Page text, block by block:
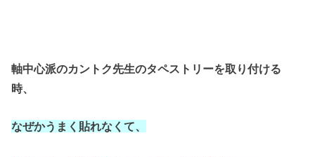
軸中心派のカントク先生のタペストリーを取り付ける
時、
なぜかうまく貼れなくて、